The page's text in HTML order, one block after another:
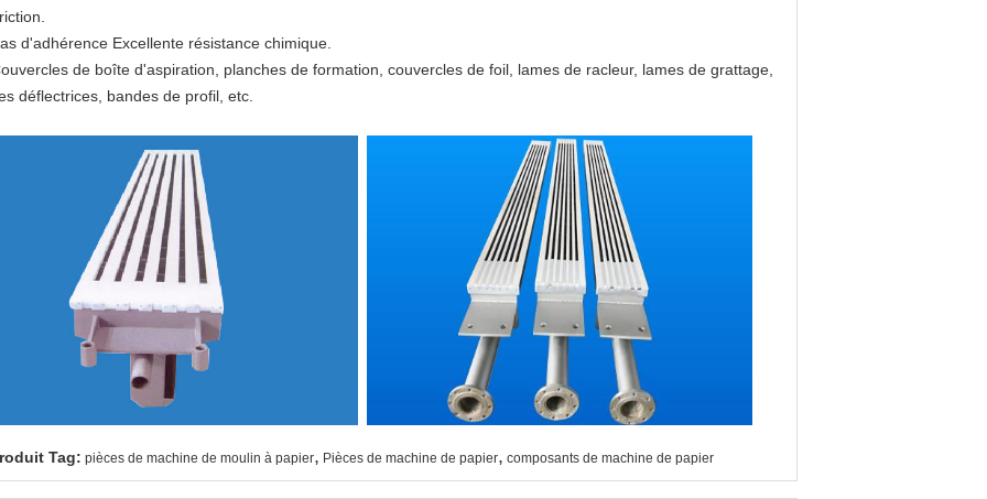
d'adhérence Excellente résistance chimique.
de boîte d'aspiration, planches de formation, couvercles de foil, lames de racleur, lames de grattage,
déflectrices, bandes de profil, etc.
Tag: pièces de machine de moulin à papier, Pièces de machine de papier, composants de machine de papier